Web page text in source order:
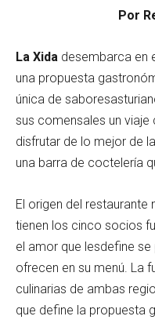
Por
La Xida desembarca en
una propuesta
única de
sus comensales un viaje
disfrutar de lo mejor de
una barra de coctelería
El origen del restaurante
tienen los cinco socios
el amor que lesdefine
ofrecen en su menú. La
culinarias de ambas
que define la propuesta